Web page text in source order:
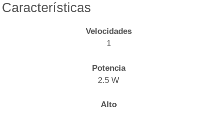
Características
Velocidades
1
Potencia
2.5 W
Alto